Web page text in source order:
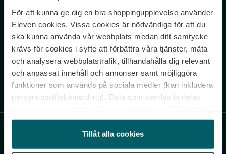
För att kunna ge dig en bra shoppingupplevelse använder
Eleven cookies. Vissa cookies är nödvändiga för att du
ska kunna använda vår webbplats medan ditt samtycke
krävs för cookies i syfte att förbättra våra tjänster, mäta
och analysera webbplatstrafik, tillhandahålla dig relevant
och anpassat innehåll och annonser samt möjliggöra
funktioner som används på sociala medier (kan inkludera
personuppgiftsbehandling). Data som samlas in delas
och gå vidare” accepterar du samtliga cookies medan du
under ”Inställningar” kan anpassa användningen av
cookies. Du kan återkalla ditt samtycke när som helst.
Tillåt alla cookies
Never miss a beat.
Sign up to our newsletter.
Genom att prenumerera accepterar du vår Integritetspolicy. Avprenumerera